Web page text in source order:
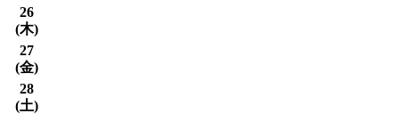
26
(木)
27
(金)
28
(土)